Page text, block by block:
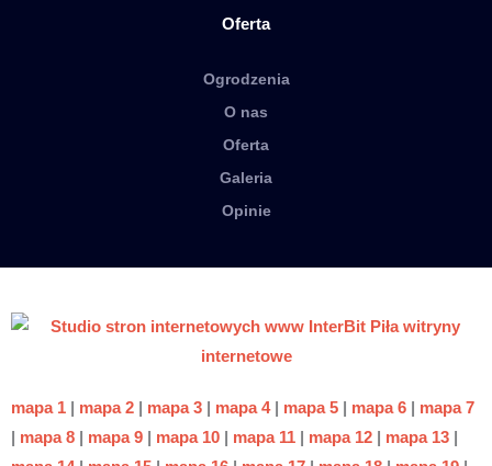
Oferta
Ogrodzenia
O nas
Oferta
Galeria
Opinie
mapa 1 | mapa 2 | mapa 3 | mapa 4| mapa 5 | mapa 6 | mapa 7
| mapa 8 | mapa 9 | mapa 10 | mapa 11 | mapa 12 | mapa 13 |